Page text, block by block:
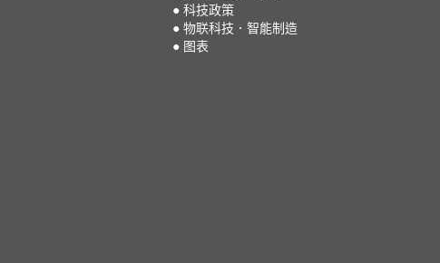
● 科技政策
● 物联科技．智能制造
● 图表